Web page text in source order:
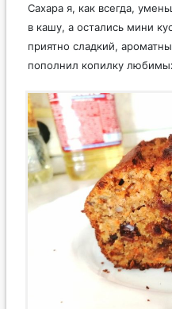
Сахара я, как всегда,
в кашу, а остались мини
приятно сладкий,
пополнил копилку